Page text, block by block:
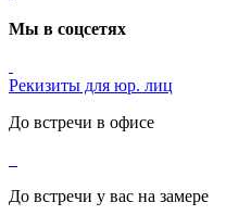
Мы в соцсетях
Рекизиты для юр. лиц
До встречи в офисе
До встречи у вас на замере